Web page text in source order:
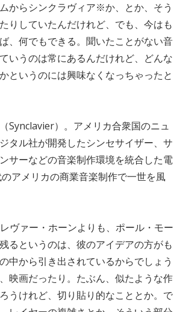
からシンクラヴィア※か、とか、そう
りしていたんだけれど、でも、今はも
、何でもできる。聞いたことがない音
いうのは常にあるんだけれど、どんな
というのには興味なくなっちゃったと
Synclavier）。アメリカ合衆国のニュ
タル社が開発したシンセサイザー、サ
サーなどの音楽制作環境を統合した電
アメリカの商業音楽制作で一世を風
ヴァー・ホーンよりも、ポール・モー
るというのは、彼のアイデアの方がも
中から引き出されているからでしょう
映画だったり。たぶん、似たような作
うけれど、切り貼り的なこととか。で